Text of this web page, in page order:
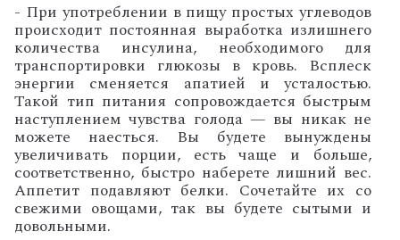
- При употреблении в пищу простых углеводов
происходит постоянная выработка излишнего
количества инсулина, необходимого для
транспортировки глюкозы в кровь. Всплеск
энергии сменяется апатией и усталостью.
Такой тип питания сопровождается быстрым
наступлением чувства голода — вы никак не
можете наесться. Вы будете вынуждены
увеличивать порции, есть чаще и больше,
соответственно, быстро наберете лишний вес.
Аппетит подавляют белки. Сочетайте их со
свежими овощами, так вы будете сытыми и
довольными.